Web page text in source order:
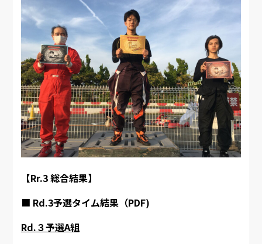
【Rr.3 総合結果】
■ Rd.3予選タイム結果（PDF)
Rd.３予選A組